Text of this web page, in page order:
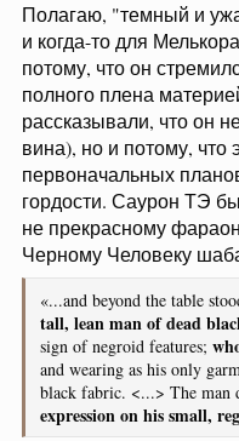
Полагаю, "темный и
и когда-то для
потому, что он
полного плена
рассказывали, что он
вина), но и потому, что
первоначальных
гордости. Саурон ТЭ
не прекрасному
Черному Человеку
«...and beyond the table
tall, lean man of dead
sign of negroid features;
and wearing as his only
black fabric. <...> The man
expression on his small,